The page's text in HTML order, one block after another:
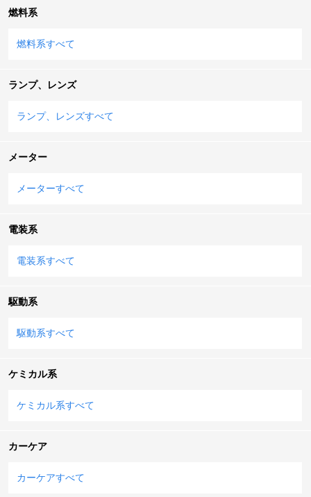
燃料系
燃料系すべて
ランプ、レンズ
ランプ、レンズすべて
メーター
メーターすべて
電装系
電装系すべて
駆動系
駆動系すべて
ケミカル系
ケミカル系すべて
カーケア
カーケアすべて